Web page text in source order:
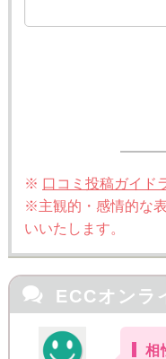
※ 口コミ投稿ガイド
※主観的・感情的な
いいたします。
 ECCオンラ
相